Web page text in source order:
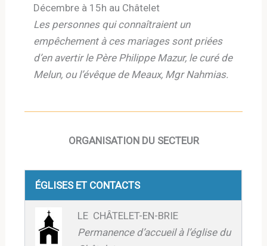
Décembre à 15h au Châtelet
Les personnes qui connaîtraient un
empêchement à ces mariages sont priées
d’en avertir le Père Philippe Mazur, le curé de
Melun, ou l’évêque de Meaux, Mgr Nahmias.
ORGANISATION DU SECTEUR
ÉGLISES ET CONTACTS
LE CHÂTELET-EN-BRIE
Permanence d’accueil à l’église du